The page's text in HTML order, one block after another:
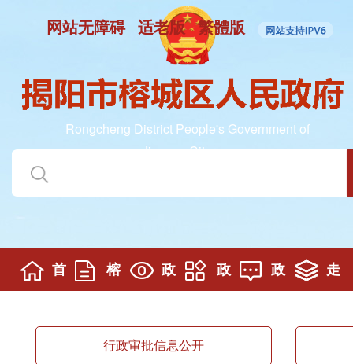
网站无障碍 适老版 繁體版
Rongcheng District People's Government of
Jieyang City
首 榕 政 政 政 走
行政审批信息公开